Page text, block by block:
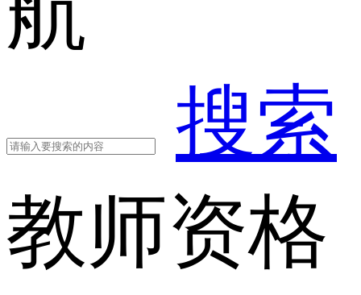
搜索
教师资格